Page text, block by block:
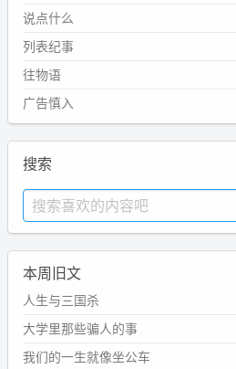
说点什么
列表纪事
往物语
广告慎入
搜索
本周旧文
人生与三国杀
大学里那些骗人的事
我们的一生就像坐公车